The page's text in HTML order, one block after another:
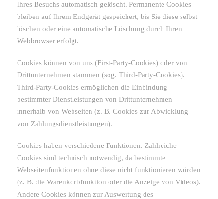
Ihres Besuchs automatisch gelöscht. Permanente Cookies
bleiben auf Ihrem Endgerät gespeichert, bis Sie diese selbst
löschen oder eine automatische Löschung durch Ihren
Webbrowser erfolgt.
Cookies können von uns (First-Party-Cookies) oder von
Drittunternehmen stammen (sog. Third-Party-Cookies).
Third-Party-Cookies ermöglichen die Einbindung
bestimmter Dienstleistungen von Drittunternehmen
innerhalb von Webseiten (z. B. Cookies zur Abwicklung
von Zahlungsdienstleistungen).
Cookies haben verschiedene Funktionen. Zahlreiche
Cookies sind technisch notwendig, da bestimmte
Webseitenfunktionen ohne diese nicht funktionieren würden
(z. B. die Warenkorbfunktion oder die Anzeige von Videos).
Andere Cookies können zur Auswertung des